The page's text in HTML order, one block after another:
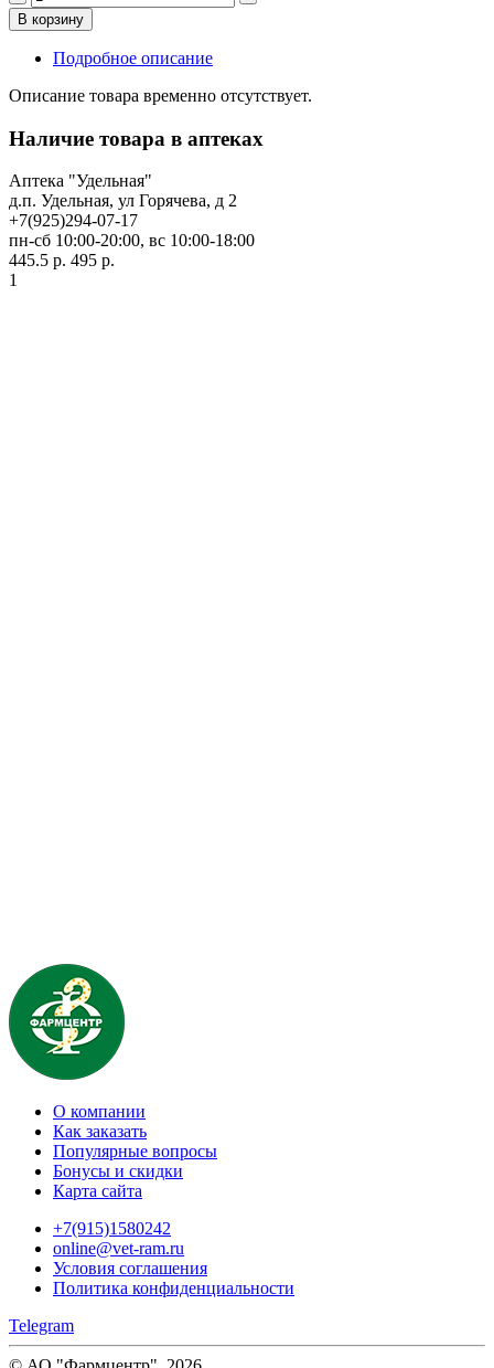
В корзину
Подробное описание
Описание товара временно отсутствует.
Наличие товара в аптеках
Аптека "Удельная"
д.п. Удельная, ул Горячева, д 2
+7(925)294-07-17
пн-сб 10:00-20:00, вс 10:00-18:00
445.5 р. 495 р.
1
О компании
Как заказать
Популярные вопросы
Бонусы и скидки
Карта сайта
+7(915)1580242
online@vet-ram.ru
Условия соглашения
Политика конфиденциальности
Telegram